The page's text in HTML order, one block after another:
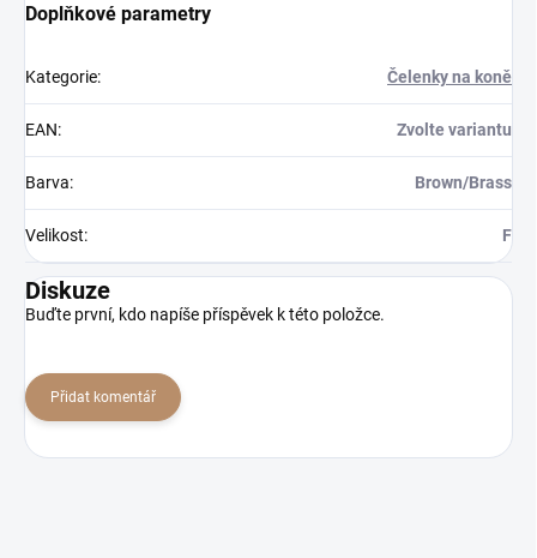
Doplňkové parametry
Kategorie: Čelenky na koně
EAN: Zvolte variantu
Barva: Brown/Brass
Velikost: F
Diskuze
Buďte první, kdo napíše příspěvek k této položce.
Přidat komentář